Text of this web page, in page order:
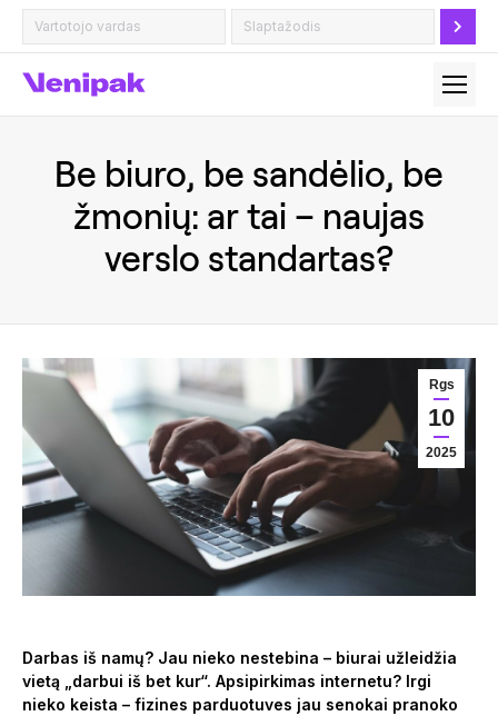
Be biuro, be sandėlio, be
žmonių: ar tai – naujas
verslo standartas?
Rgs
10
2025
Darbas iš namų? Jau nieko nestebina – biurai užleidžia
vietą „darbui iš bet kur“. Apsipirkimas internetu? Irgi
nieko keista – fizines parduotuves jau senokai pranoko